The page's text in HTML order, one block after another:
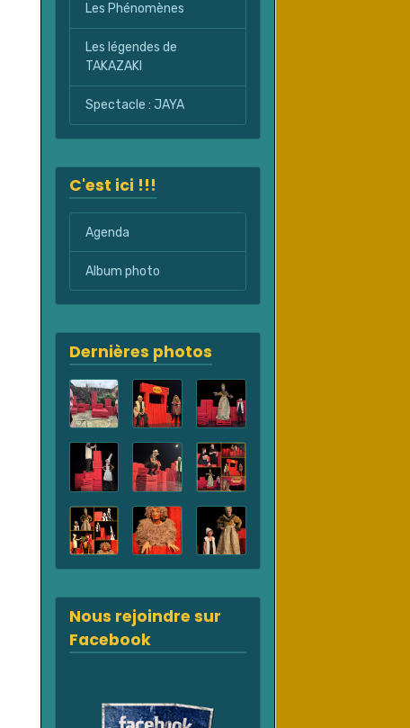
Les Phénomènes
Les légendes de
TAKAZAKI
Spectacle : JAYA
C'est ici !!!
Agenda
Album photo
Dernières photos
Nous rejoindre sur
Facebook